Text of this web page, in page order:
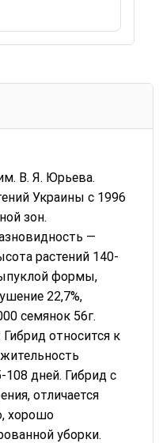
В. Я. Юрьева.
Украины с 1996
зон.
—
растений 140-
формы,
22,7%,
семянок 56г.
относится к
108 дней. Гибрид с
отличается
хорошо
уборки.